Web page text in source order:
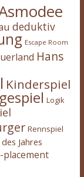
deduktiv
Escape Room
Hans
Kinderspiel
Logik
Rennspiel
Jahres